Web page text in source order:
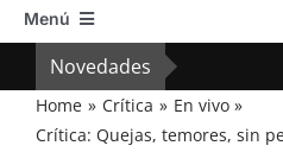
Menú
Inicio
Actual
Artículos
Novedades
Home Crítica
En vivo
Crítica: Quejas, temores, sin